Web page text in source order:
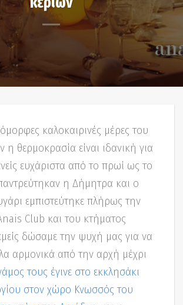
καλοκαιρινές μέρες του
η θερμοκρασία είναι ιδανική για
ευχάριστα από το πρωί ως το
η Δήμητρα και ο
εμπιστεύτηκε πλήρως την
Club και του κτήματος
δώσαμε την ψυχή μας για να
αρμονικά από την αρχή μέχρι
τους έγινε στο εκκλησάκι
στον χώρο Κνωσσός του